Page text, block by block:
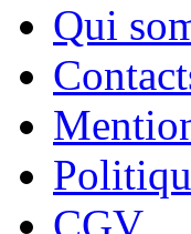
Qui